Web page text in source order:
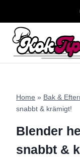
content
Home » Bak &
snabbt & krämigt!
Blender
snabbt &